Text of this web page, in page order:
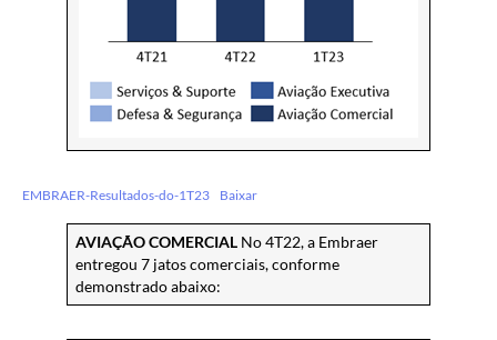
EMBRAER-Resultados-do-1T23 Baixar
AVIAÇÃO COMERCIALNo 4T22, a Embraer
entregou 7 jatos comerciais, conforme
demonstrado abaixo: